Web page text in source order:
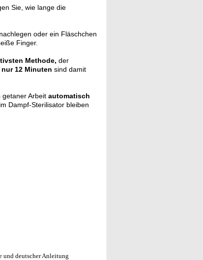
Sie, wie lange die
oder ein Fläschchen
Finger.
Methode, der
nur 12 Minuten sind damit
getaner Arbeit automatisch
Dampf-Sterilisator bleiben
und deutscher Anleitung